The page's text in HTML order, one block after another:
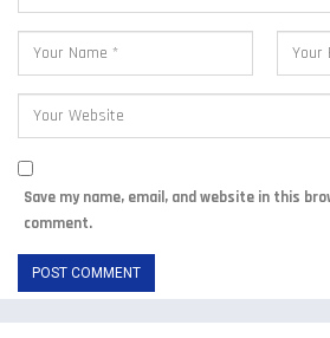
Save my name, email, and website in this
comment.